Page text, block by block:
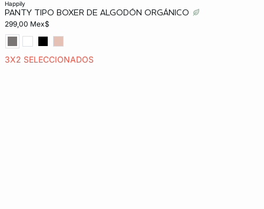
happily
PANTY TIPO BOXER DE ALGODÓN ORGÁNICO
299,00 Mex$
3X2 SELECCIONADOS